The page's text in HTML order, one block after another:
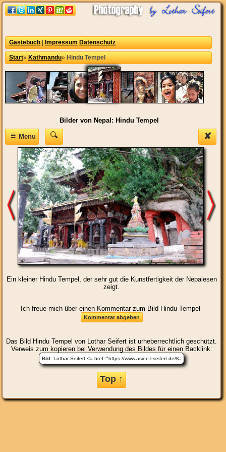
Gästebuch Impressum Datenschutz
Start» Kathmandu» Hindu Tempel
Bilder von Nepal: Hindu Tempel
✘
≡Menu
Ein kleiner Hindu Tempel, der sehr gut die Kunstfertigkeit der Nepalesen
zeigt.
Ich freue mich über einen Kommentar zum Bild Hindu Tempel
Das Bild Hindu Tempel von Lothar Seifert ist urheberrechtlich geschützt.
Verweis zum kopieren bei Verwendung des Bildes für einen Backlink:
Top ↑